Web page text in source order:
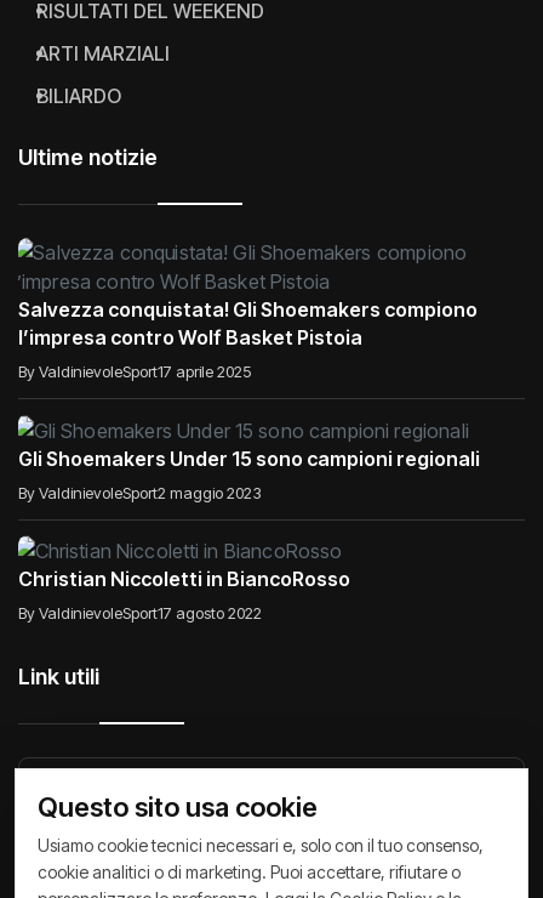
RISULTATI DEL WEEKEND
ARTI MARZIALI
BILIARDO
Ultime notizie
Salvezza conquistata! Gli Shoemakers compiono
l’impresa contro Wolf Basket Pistoia
By ValdinievoleSport17 aprile 2025
Gli Shoemakers Under 15 sono campioni regionali
By ValdinievoleSport2 maggio 2023
Christian Niccoletti in BiancoRosso
By ValdinievoleSport17 agosto 2022
Link utili
Raccontiamo di Noi Comunicati
Privacy Policy Cookie Policy Archivio News
Questo sito usa cookie
Usiamo cookie tecnici necessari e, solo con il tuo consenso,
cookie analitici o di marketing. Puoi accettare, rifiutare o